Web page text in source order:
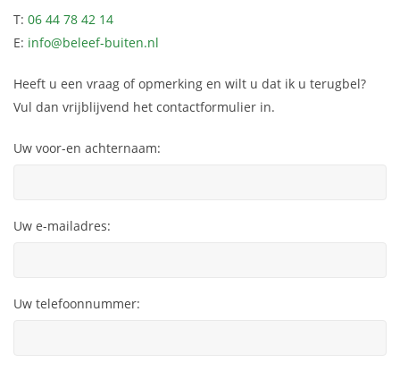
T: 06 44 78 42 14
E: info@beleef-buiten.nl
Heeft u een vraag of opmerking en wilt u dat ik u terugbel?
Vul dan vrijblijvend het contactformulier in.
Uw voor-en achternaam:
Uw e-mailadres:
Uw telefoonnummer: